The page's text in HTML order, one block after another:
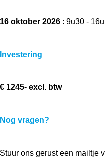
16 oktober 2026 : 9u30 -
Investering
€ 1245- excl. btw
Nog vragen?
Stuur ons gerust een mailtje